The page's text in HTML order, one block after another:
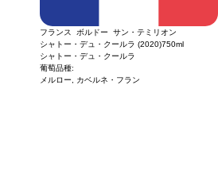
フランス ボルドー サン・テミリオン
シャトー・デュ・クールラ (2020)750ml
シャトー・デュ・クールラ
葡萄品種:
メルロー, カベルネ・フラン